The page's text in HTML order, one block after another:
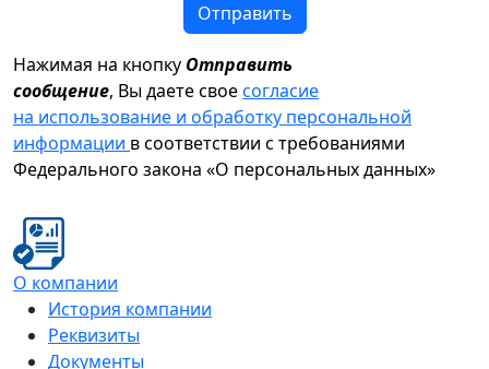
Отправить
Нажимая на кнопку Отправить
сообщение, Вы даете своесогласие
на использование и обработку персональной
информации в соответствии с требованиями
Федерального закона «О персональных данных»
О компании
История компании
Реквизиты
Документы